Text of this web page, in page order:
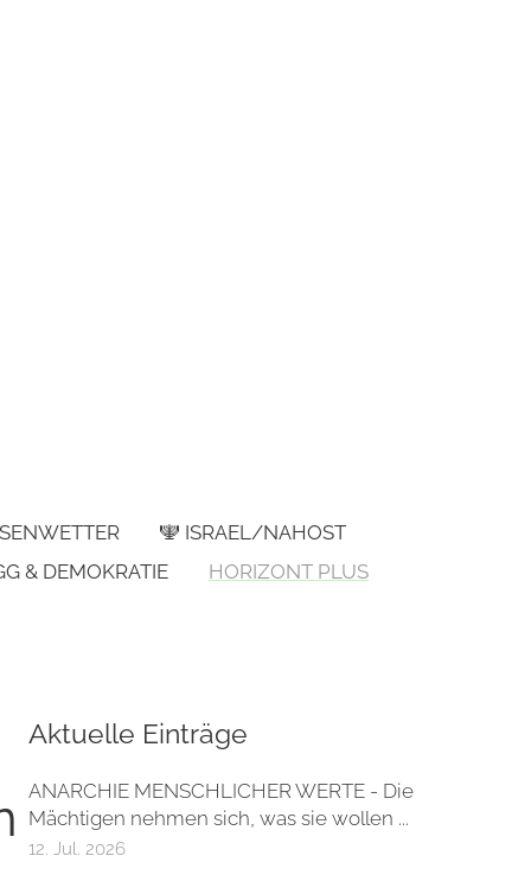
🕎 ISRAEL/NAHOST
& DEMOKRATIE
HORIZONT PLUS
Aktuelle Einträge
ANARCHIE MENSCHLICHER WERTE - Die
Mächtigen nehmen sich, was sie wollen ...
12. Jul. 2026